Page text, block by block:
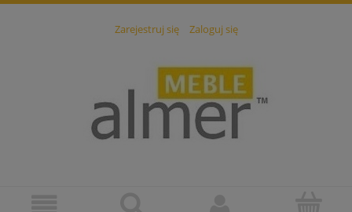
Zarejestruj się Zaloguj się